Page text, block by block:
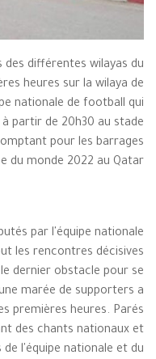
des différentes wilayas du
heures sur la wilaya de
nationale de football qui
partir de 20h30 au stade
pour les barrages
du monde 2022 au Qatar.
par l'équipe nationale
les rencontres décisives
dernier obstacle pour se
marée de supporters a
premières heures. Parés
des chants nationaux et
l'équipe nationale et du